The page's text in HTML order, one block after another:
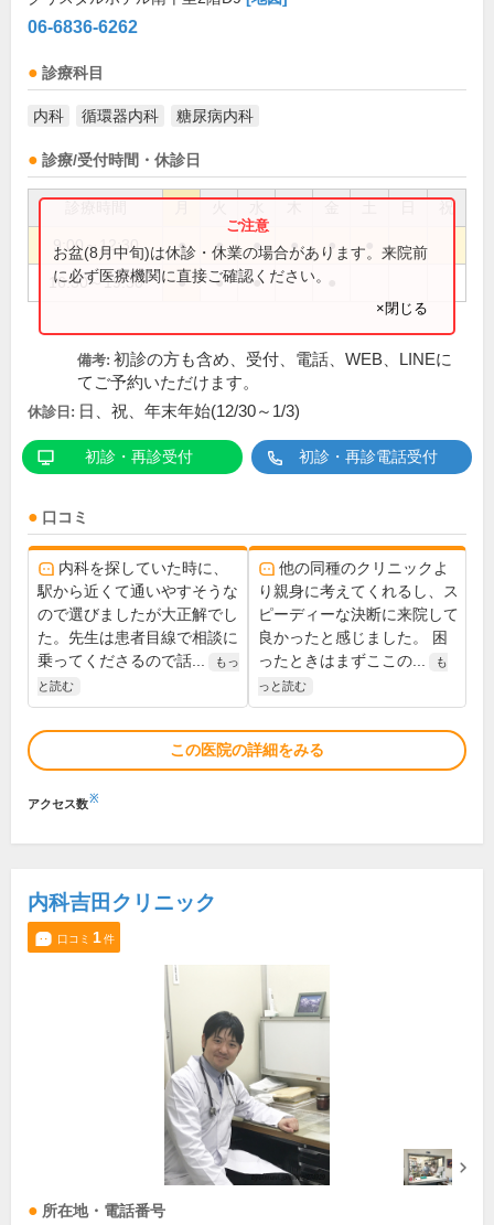
06-6836-6262
診療科目
内科 循環器内科 糖尿病内科
診療/受付時間・休診日
祝
9:00～12:30 ● ● ● ● ●
16:30～19:30 ● ● ●
お盆(8月中旬)は休診・休業の場合があります。来院前
に必ず医療機関に直接ご確認ください。
×閉じる
備考: 初診の方も含め、受付、電話、WEB、LINEに
てご予約いただけます。
休診日: 日、祝、年末年始(12/30～1/3)
初診・再診受付 初診・再診電話受付
口コミ
内科を探していた時に、
駅から近くて通いやすそうな
ので選びましたが大正解でし
た。先生は患者目線で相談に
乗ってくださるので話...
もっ
と読む
他の同種のクリニックよ
り親身に考えてくれるし、ス
ピーディーな決断に来院して
良かったと感じました。 困
ったときはまずここの...
も
っと読む
この医院の詳細をみる
アクセス数※
内科吉田クリニック
口コミ 1件
所在地・電話番号